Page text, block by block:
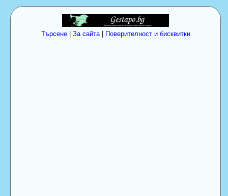
Търсене| За сайта| Поверителност и бисквитки